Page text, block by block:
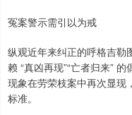
冤案警示需引以为戒
纵观近年来纠正的呼格吉勒
赖 “真凶再现”“亡者归来”
现象在劳荣枝案中再次显现
标准。
上证综指